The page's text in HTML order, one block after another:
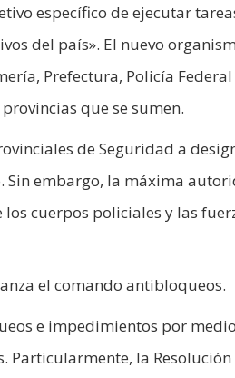
específico de ejecutar
del país». El nuevo
Prefectura, Policía
que se sumen.
de Seguridad a
embargo, la máxima
cuerpos policiales y las
el comando antibloqueos.
e impedimientos por
la